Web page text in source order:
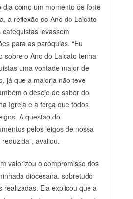
dia como um momento de forte
a reflexão do Ano do Laicato
levassem
para as paróquias. “Eu
sobre o Ano do Laicato tenha
uma vontade maior de
já que a maioria não teve
o desejo de saber do
Igreja e a força que todos
A questão do
pelos leigos de nossa
avaliou.
valorizou o compromisso dos
diocesana, sobretudo
realizadas. Ela explicou que a